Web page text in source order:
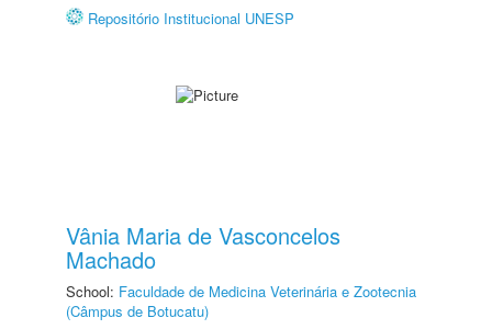
Repositório Institucional UNESP
Vânia Maria de Vasconcelos
Machado
School: Faculdade de Medicina Veterinária e Zootecnia
(Câmpus de Botucatu)